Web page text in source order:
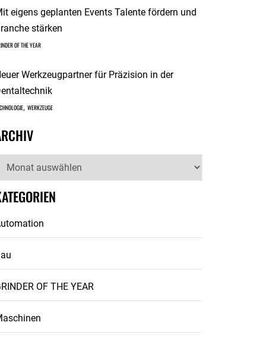
eigens geplanten Events Talente fördern und
stärken
OF THE YEAR
Werkzeugpartner für Präzision in der
, WERKZEUGE
OF THE YEAR